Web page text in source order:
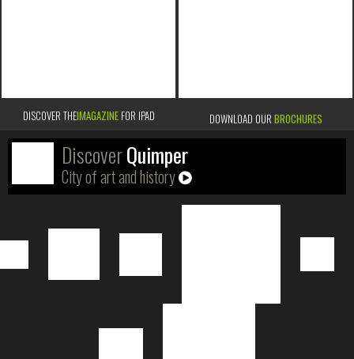
DISCOVER THEIMAGAZINEFOR IPAD DOWNLOAD OUR BROCHURES
DiscoverQuimper
City of art and history